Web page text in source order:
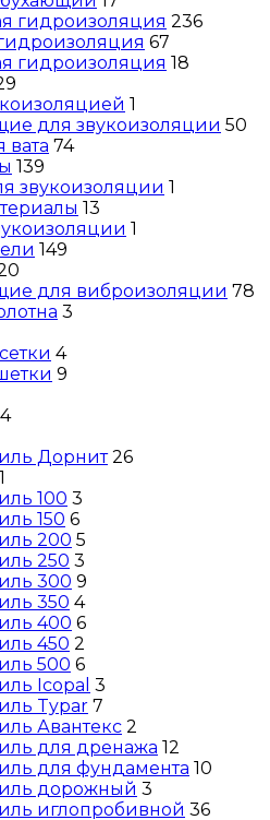
гидроизоляция 236
67
гидроизоляция 18
1
для звукоизоляции 50
вата 74
139
звукоизоляции 1
13
1
149
для виброизоляции 78
3
4
9
Дорнит 26
100 3
150 6
200 5
250 3
300 9
350 4
400 6
450 2
500 6
Icopal 3
Typar 7
Авантекс 2
для дренажа 12
для фундамента 10
дорожный 3
иглопробивной 36